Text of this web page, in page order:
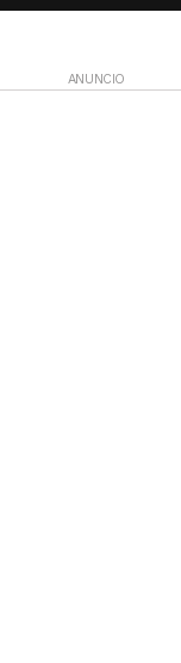
ANUNCIO